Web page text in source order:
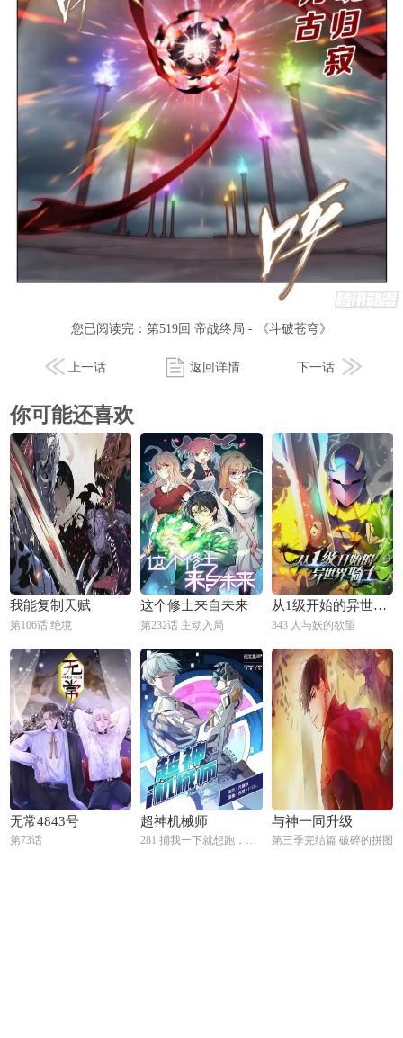
您已阅读完： 第519回 帝战终局 - 《斗破苍穹》
上一话 返回详情 下一话
你可能还喜欢
我能复制天赋
第106话 绝境
这个修士来自未来
第232话 主动入局
从1级开始的异世界骑士
343 人与妖的欲望
无常4843号
第73话
超神机械师
281 捅我一下就想跑，不存在的
与神一同升级
第三季完结篇 破碎的拼图